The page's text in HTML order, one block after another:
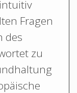
Fragen
des
zu